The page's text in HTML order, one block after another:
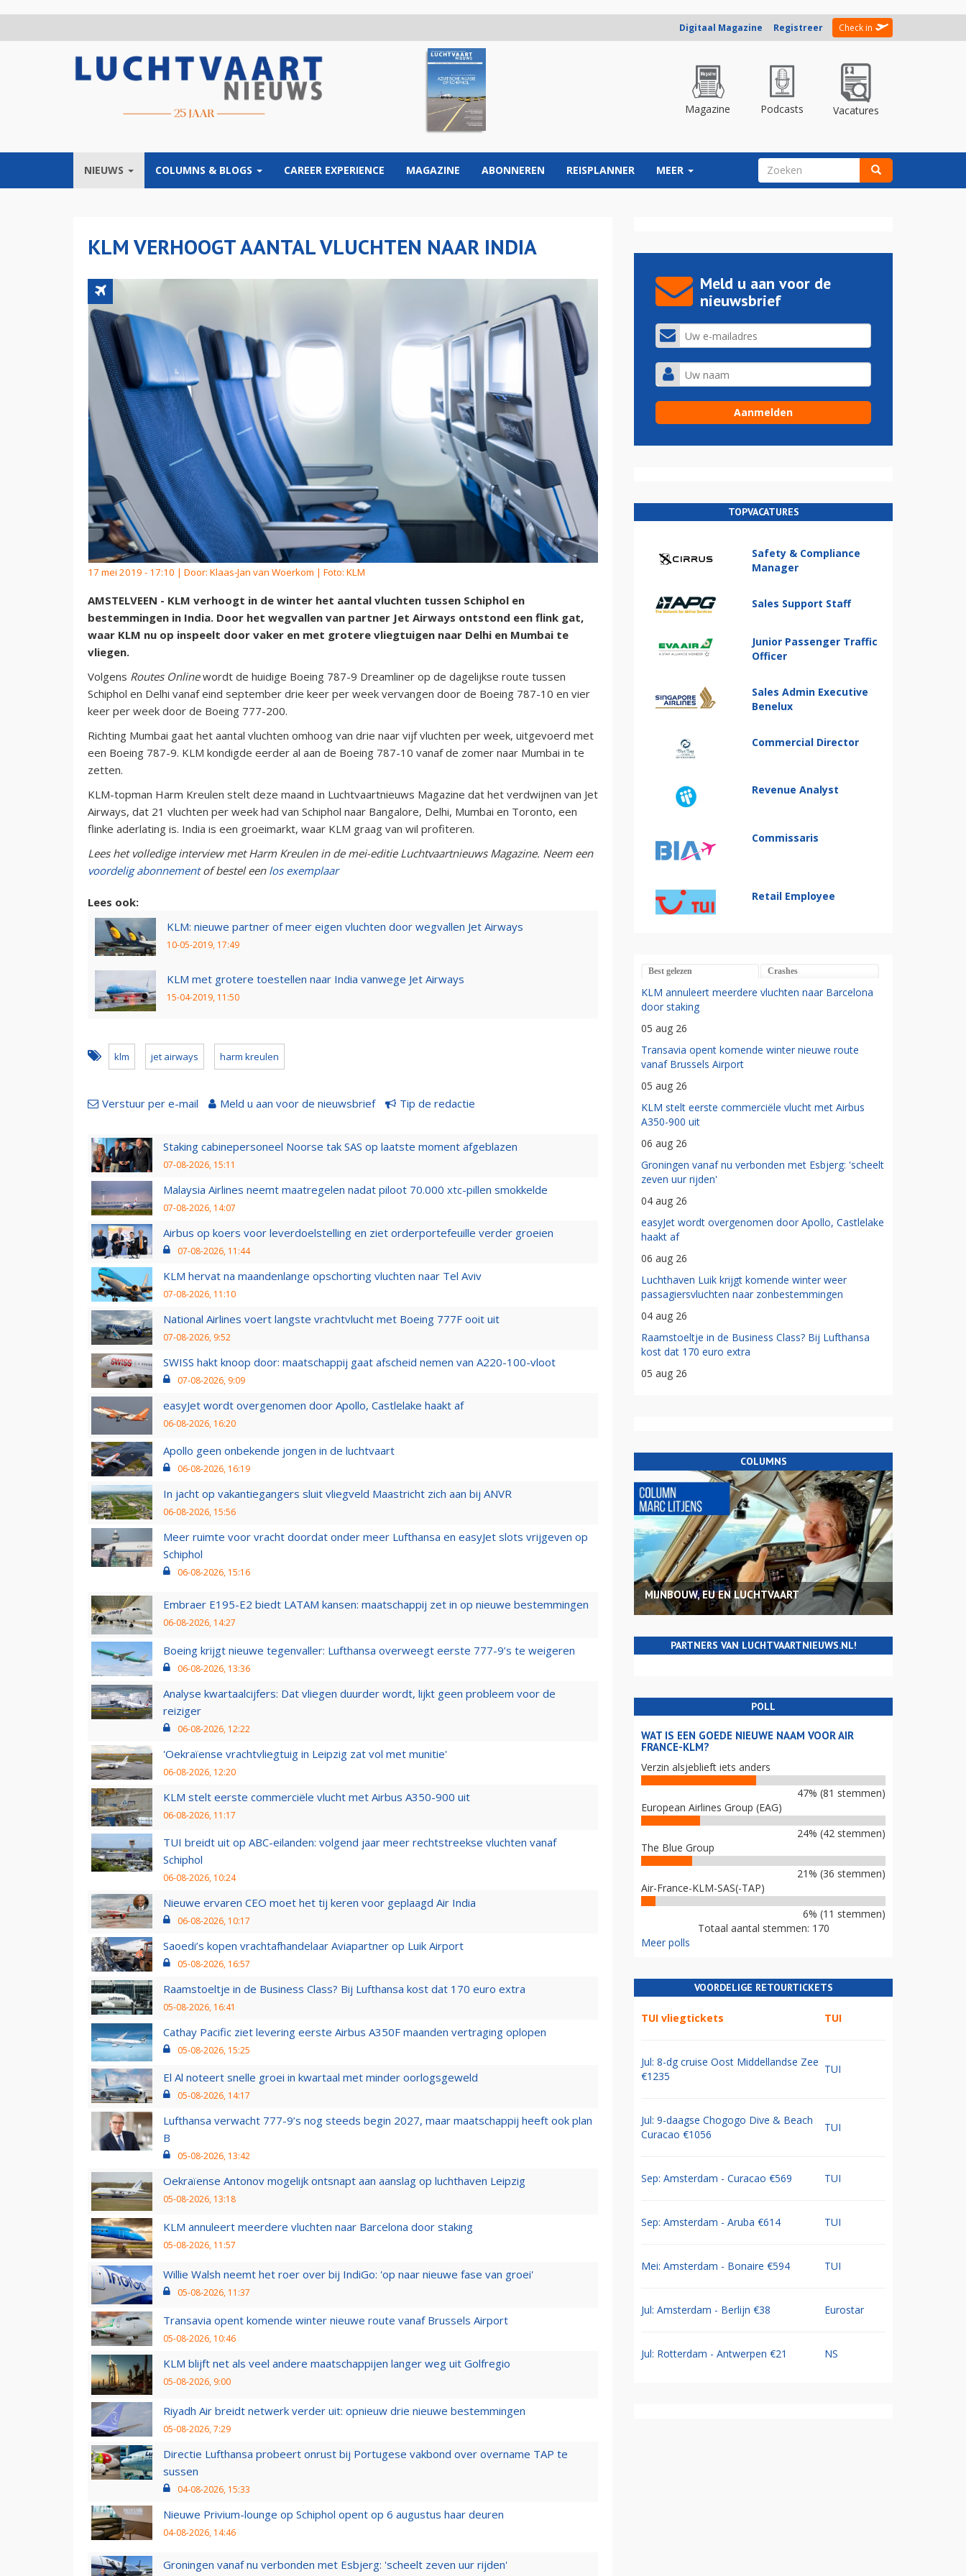
Digitaal Magazine Registreer Check in
Magazine Podcasts Vacatures
NIEUWS COLUMNS & BLOGS CAREER EXPERIENCE MAGAZINE ABONNEREN REISPLANNER MEER ZOEKVELD
KLM VERHOOGT AANTAL VLUCHTEN NAAR INDIA
17 mei 2019 - 17:10 | Door: Klaas-Jan van Woerkom | Foto: KLM
AMSTELVEEN - KLM verhoogt in de winter het aantal vluchten tussen Schiphol en
bestemmingen in India. Door het wegvallen van partner Jet Airways ontstond een flink gat,
waar KLM nu op inspeelt door vaker en met grotere vliegtuigen naar Delhi en Mumbai te
vliegen.
Volgens Routes Onlinewordt de huidige Boeing 787-9 Dreamliner op de dagelijkse route tussen
Schiphol en Delhi vanaf eind september drie keer per week vervangen door de Boeing 787-10 en vier
keer per week door de Boeing 777-200.
Richting Mumbai gaat het aantal vluchten omhoog van drie naar vijf vluchten per week, uitgevoerd met
een Boeing 787-9. KLM kondigde eerder al aan de Boeing 787-10 vanaf de zomer naar Mumbai in te
zetten.
KLM-topman Harm Kreulen stelt deze maand in Luchtvaartnieuws Magazine dat het verdwijnen van Jet
Airways, dat 21 vluchten per week had van Schiphol naar Bangalore, Delhi, Mumbai en Toronto, een
flinke aderlating is. India is een groeimarkt, waar KLM graag van wil profiteren.
Lees het volledige interview met Harm Kreulen in de mei-editie Luchtvaartnieuws Magazine. Neem een
voordelig abonnementof bestel een los exemplaar
Lees ook:
KLM: nieuwe partner of meer eigen vluchten door wegvallen Jet Airways
10-05-2019, 17:49
KLM met grotere toestellen naar India vanwege Jet Airways
15-04-2019, 11:50
klm jet airways harm kreulen
Verstuur per e-mail Meld u aan voor de nieuwsbrief Tip de redactie
Staking cabinepersoneel Noorse tak SAS op laatste moment afgeblazen
07-08-2026, 15:11
Malaysia Airlines neemt maatregelen nadat piloot 70.000 xtc-pillen smokkelde
07-08-2026, 14:07
Airbus op koers voor leverdoelstelling en ziet orderportefeuille verder groeien
07-08-2026, 11:44
KLM hervat na maandenlange opschorting vluchten naar Tel Aviv
07-08-2026, 11:10
National Airlines voert langste vrachtvlucht met Boeing 777F ooit uit
07-08-2026, 9:52
SWISS hakt knoop door: maatschappij gaat afscheid nemen van A220-100-vloot
07-08-2026, 9:09
easyJet wordt overgenomen door Apollo, Castlelake haakt af
06-08-2026, 16:20
Apollo geen onbekende jongen in de luchtvaart
06-08-2026, 16:19
In jacht op vakantiegangers sluit vliegveld Maastricht zich aan bij ANVR
06-08-2026, 15:56
Meer ruimte voor vracht doordat onder meer Lufthansa en easyJet slots vrijgeven op
Schiphol
06-08-2026, 15:16
Embraer E195-E2 biedt LATAM kansen: maatschappij zet in op nieuwe bestemmingen
06-08-2026, 14:27
Boeing krijgt nieuwe tegenvaller: Lufthansa overweegt eerste 777-9’s te weigeren
06-08-2026, 13:36
Analyse kwartaalcijfers: Dat vliegen duurder wordt, lijkt geen probleem voor de
reiziger
06-08-2026, 12:22
'Oekraïense vrachtvliegtuig in Leipzig zat vol met munitie'
06-08-2026, 12:20
KLM stelt eerste commerciële vlucht met Airbus A350-900 uit
06-08-2026, 11:17
TUI breidt uit op ABC-eilanden: volgend jaar meer rechtstreekse vluchten vanaf
Schiphol
06-08-2026, 10:24
Nieuwe ervaren CEO moet het tij keren voor geplaagd Air India
06-08-2026, 10:17
Saoedi’s kopen vrachtafhandelaar Aviapartner op Luik Airport
05-08-2026, 16:57
Raamstoeltje in de Business Class? Bij Lufthansa kost dat 170 euro extra
05-08-2026, 16:41
Cathay Pacific ziet levering eerste Airbus A350F maanden vertraging oplopen
05-08-2026, 15:25
El Al noteert snelle groei in kwartaal met minder oorlogsgeweld
05-08-2026, 14:17
Lufthansa verwacht 777-9’s nog steeds begin 2027, maar maatschappij heeft ook plan
B
05-08-2026, 13:42
Oekraïense Antonov mogelijk ontsnapt aan aanslag op luchthaven Leipzig
05-08-2026, 13:18
KLM annuleert meerdere vluchten naar Barcelona door staking
05-08-2026, 11:57
Willie Walsh neemt het roer over bij IndiGo: 'op naar nieuwe fase van groei'
05-08-2026, 11:37
Transavia opent komende winter nieuwe route vanaf Brussels Airport
05-08-2026, 10:46
KLM blijft net als veel andere maatschappijen langer weg uit Golfregio
05-08-2026, 9:00
Riyadh Air breidt netwerk verder uit: opnieuw drie nieuwe bestemmingen
05-08-2026, 7:29
Directie Lufthansa probeert onrust bij Portugese vakbond over overname TAP te
sussen
04-08-2026, 15:33
Nieuwe Privium-lounge op Schiphol opent op 6 augustus haar deuren
04-08-2026, 14:46
Groningen vanaf nu verbonden met Esbjerg: 'scheelt zeven uur rijden'
Meld u aan voor de
nieuwsbrief
TOPVACATURES
Safety & Compliance
Manager
Sales Support Staff
Junior Passenger Traffic
Officer
Sales Admin Executive
Benelux
Commercial Director
Revenue Analyst
Commissaris
Retail Employee
Best gelezen Crashes
KLM annuleert meerdere vluchten naar Barcelona
door staking
05 aug 26
Transavia opent komende winter nieuwe route
vanaf Brussels Airport
05 aug 26
KLM stelt eerste commerciële vlucht met Airbus
A350-900 uit
06 aug 26
Groningen vanaf nu verbonden met Esbjerg: 'scheelt
zeven uur rijden'
04 aug 26
easyJet wordt overgenomen door Apollo, Castlelake
haakt af
06 aug 26
Luchthaven Luik krijgt komende winter weer
passagiersvluchten naar zonbestemmingen
04 aug 26
Raamstoeltje in de Business Class? Bij Lufthansa
kost dat 170 euro extra
05 aug 26
COLUMNS
MIJNBOUW, EU EN LUCHTVAART
PARTNERS VAN LUCHTVAARTNIEUWS.NL!
POLL
WAT IS EEN GOEDE NIEUWE NAAM VOOR AIR
FRANCE-KLM?
Verzin alsjeblieft iets anders
47% (81 stemmen)
European Airlines Group (EAG)
24% (42 stemmen)
The Blue Group
21% (36 stemmen)
Air-France-KLM-SAS(-TAP)
6% (11 stemmen)
Totaal aantal stemmen: 170
Meer polls
VOORDELIGE RETOURTICKETS
TUI vliegtickets TUI
Jul: 8-dg cruise Oost Middellandse Zee
€1235
TUI
Jul: 9-daagse Chogogo Dive & Beach
Curacao €1056
TUI
Sep: Amsterdam - Curacao €569 TUI
Sep: Amsterdam - Aruba €614 TUI
Mei: Amsterdam - Bonaire €594 TUI
Jul: Amsterdam - Berlijn €38 Eurostar
Jul: Rotterdam - Antwerpen €21 NS